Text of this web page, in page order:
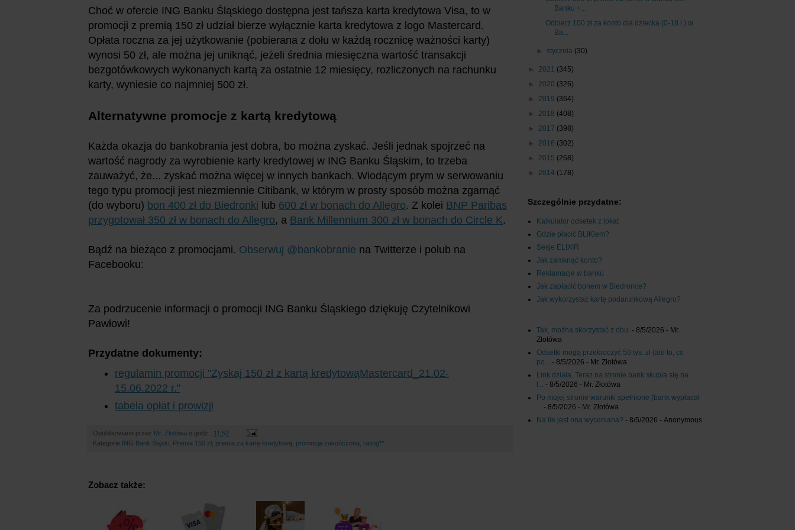
Choć w ofercie ING Banku Śląskiego dostępna jest tańsza karta kredytowa Visa, to w
promocji z premią 150 zł udział bierze wyłącznie karta kredytowa z logo Mastercard.
Opłata roczna za jej użytkowanie (pobierana z dołu w każdą rocznicę ważności karty)
wynosi 50 zł, ale można jej uniknąć, jeżeli średnia miesięczna wartość transakcji
bezgotówkowych wykonanych kartą za ostatnie 12 miesięcy, rozliczonych na rachunku
karty, wyniesie co najmniej 500 zł.
Alternatywne promocje z kartą kredytową
Każda okazja do bankobrania jest dobra, bo można zyskać. Jeśli jednak spojrzeć na
wartość nagrody za wyrobienie karty kredytowej w ING Banku Śląskim, to trzeba
zauważyć, że... zyskać można więcej w innych bankach. Wiodącym prym w serwowaniu
tego typu promocji jest niezmiennie Citibank, w którym w prosty sposób można zgarnąć
(do wyboru) bon 400 zł do Biedronki lub 600 zł w bonach do Allegro. Z kolei BNP Paribas
przygotował 350 zł w bonach do Allegro, a Bank Millennium 300 zł w bonach do Circle K.
Bądź na bieżąco z promocjami. Obserwuj @bankobranie na Twitterze i polub na
Facebooku:
Za podrzucenie informacji o promocji ING Banku Śląskiego dziękuję Czytelnikowi
Pawłowi!
Przydatne dokumenty:
regulamin promocji "Zyskaj 150 zł z kartą kredytowąMastercard_21.02-
15.06.2022 r."
tabela opłat i prowizji
Opublikowane przez Mr. Złotówa o godz.: 11:52
Kategorie ING Bank Śląski Premia 150 zł premia za kartę kredytową promocja zakończona rating**
Zobacz także:
Banku +...
Odbierz 100 zł za konto dla dziecka (0-18 l.) w
Ba...
► stycznia (30)
► 2021 (345)
► 2020 (326)
► 2019 (364)
► 2018 (408)
► 2017 (398)
► 2016 (302)
► 2015 (268)
► 2014 (178)
Szczególnie przydatne:
Kalkulator odsetek z lokat
Gdzie płacić BLIKiem?
Sesje ELIXIR
Jak zamknąć konto?
Reklamacje w banku
Jak zapłacić bonem w Biedronce?
Jak wykorzystać kartę podarunkową Allegro?
Tak, można skorzystać z obu. - 8/5/2026 - Mr.
Złotówa
Odsetki mogą przekroczyć 50 tys. zł (ale to, co
po... - 8/5/2026 - Mr. Złotówa
Link działa. Teraz na stronie bank skupia się na
l... - 8/5/2026 - Mr. Złotówa
Po mojej stronie warunki spełnione (bank wypłacał
... - 8/5/2026 - Mr. Złotówa
Na ile jest ona wyceniana? - 8/5/2026 - Anonymous